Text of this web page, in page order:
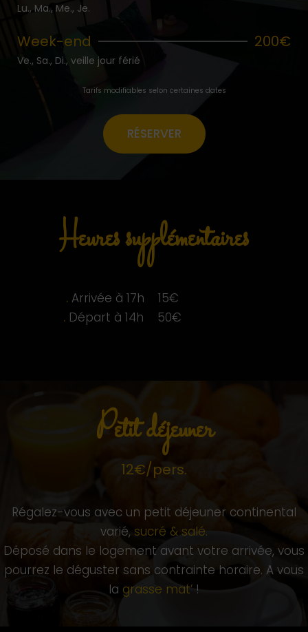
Lu., Ma., Me., Je.
Week-end 200€
Ve., Sa., Di., veille jour férié
Tarifs modifiables selon certaines dates
RÉSERVER
Heures supplémentaires
. Arrivée à 17h 15€
. Départ à 14h 50€
Petit déjeuner
12€/pers.
Régalez-vous avec un petit déjeuner continental
varié, sucré & salé.
Déposé dans le logement avant votre arrivée, vous
pourrez le déguster sans contrainte horaire. A vous
la grasse mat’ !